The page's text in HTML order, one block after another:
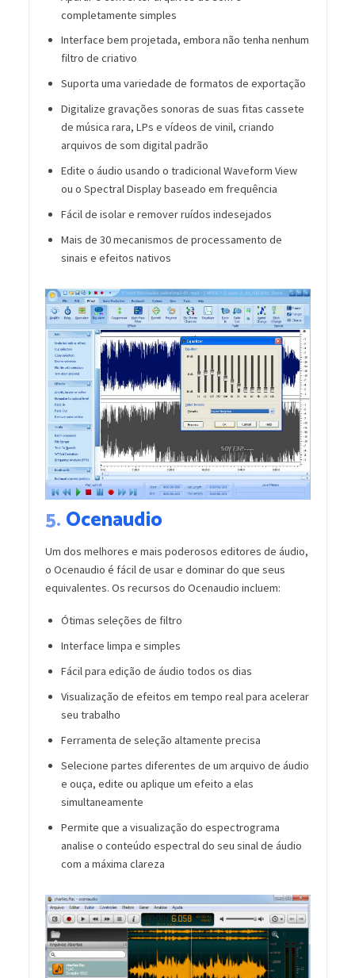
completamente simples
Interface bem projetada, embora não tenha nenhum
filtro de criativo
Suporta uma variedade de formatos de exportação
Digitalize gravações sonoras de suas fitas cassete
de música rara, LPs e vídeos de vinil, criando
arquivos de som digital padrão
Edite o áudio usando o tradicional Waveform View
ou o Spectral Display baseado em frequência
Fácil de isolar e remover ruídos indesejados
Mais de 30 mecanismos de processamento de
sinais e efeitos nativos
5.Ocenaudio
Um dos melhores e mais poderosos editores de áudio,
o Ocenaudio é fácil de usar e dominar do que seus
equivalentes. Os recursos do Ocenaudio incluem:
Ótimas seleções de filtro
Interface limpa e simples
Fácil para edição de áudio todos os dias
Visualização de efeitos em tempo real para acelerar
seu trabalho
Ferramenta de seleção altamente precisa
Selecione partes diferentes de um arquivo de áudio
e ouça, edite ou aplique um efeito a elas
simultaneamente
Permite que a visualização do espectrograma
analise o conteúdo espectral do seu sinal de áudio
com a máxima clareza